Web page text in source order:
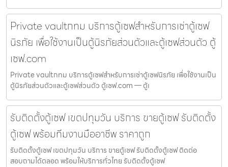
Private vaultกทม บริการตู้เซฟสำหรับการเช่าตู้เซฟ
นิรภัย เพื่อใช้งานเป็นตู้นิรภัยส่วนตัวและตู้เซฟส่วนตัว ตู้
เซฟ.com
Private vaultกทม บริการตู้เซฟสำหรับการเช่าตู้เซฟนิรภัย เพื่อใช้งานเป็น
ตู้นิรภัยส่วนตัวและตู้เซฟส่วนตัว ตู้เซฟ.com — ตู้เ
รับติดตั้งตู้เซฟ เขตปทุมวัน บริการ ขายตู้เซฟ รับติดตั้ง
ตู้เซฟ พร้อมทีมงานมืออาชีพ ราคาถูก
รับติดตั้งตู้เซฟ เขตปทุมวัน บริการ ขายตู้เซฟ รับติดตั้งตู้เซฟ ติดต่อ
สอบถามได้ตลอด พร้อมให้บริการทั่วไทย รับติดตั้งตู้เซฟ